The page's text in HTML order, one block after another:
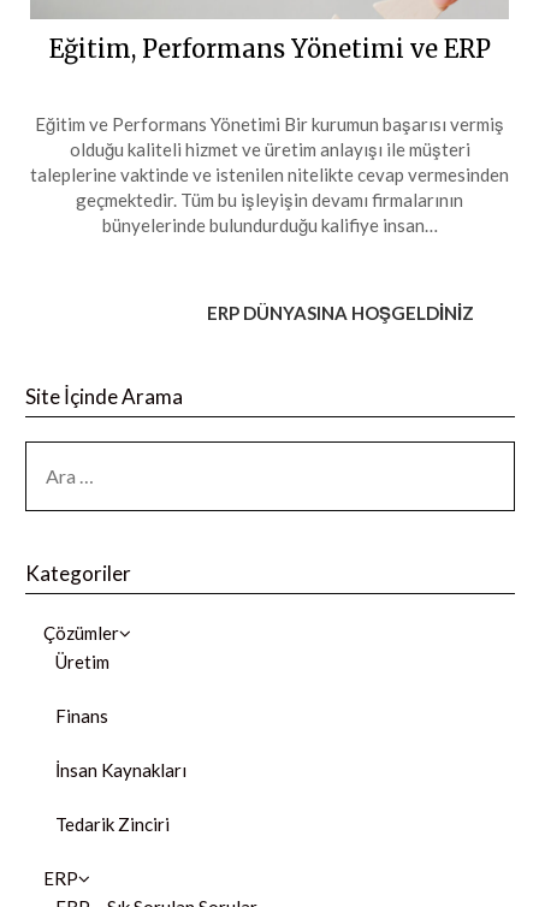
Eğitim, Performans Yönetimi ve ERP
Eğitim ve Performans Yönetimi Bir kurumun başarısı vermiş
olduğu kaliteli hizmet ve üretim anlayışı ile müşteri
taleplerine vaktinde ve istenilen nitelikte cevap vermesinden
geçmektedir. Tüm bu işleyişin devamı firmalarının
bünyelerinde bulundurduğu kalifiye insan…
ERP DÜNYASINA HOŞGELDİNİZ
Site İçinde Arama
Kategoriler
Çözümler
Üretim
Finans
İnsan Kaynakları
Tedarik Zinciri
ERP